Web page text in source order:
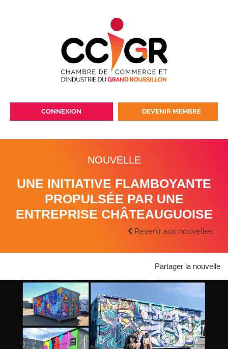
CONNEXION DEVENIR MEMBRE
NOUVELLE
UNE INITIATIVE FLAMBOYANTE
PROPULSÉE PAR UNE
ENTREPRISE CHÂTEAUGUOISE
Revenir aux nouvelles
Partager la nouvelle